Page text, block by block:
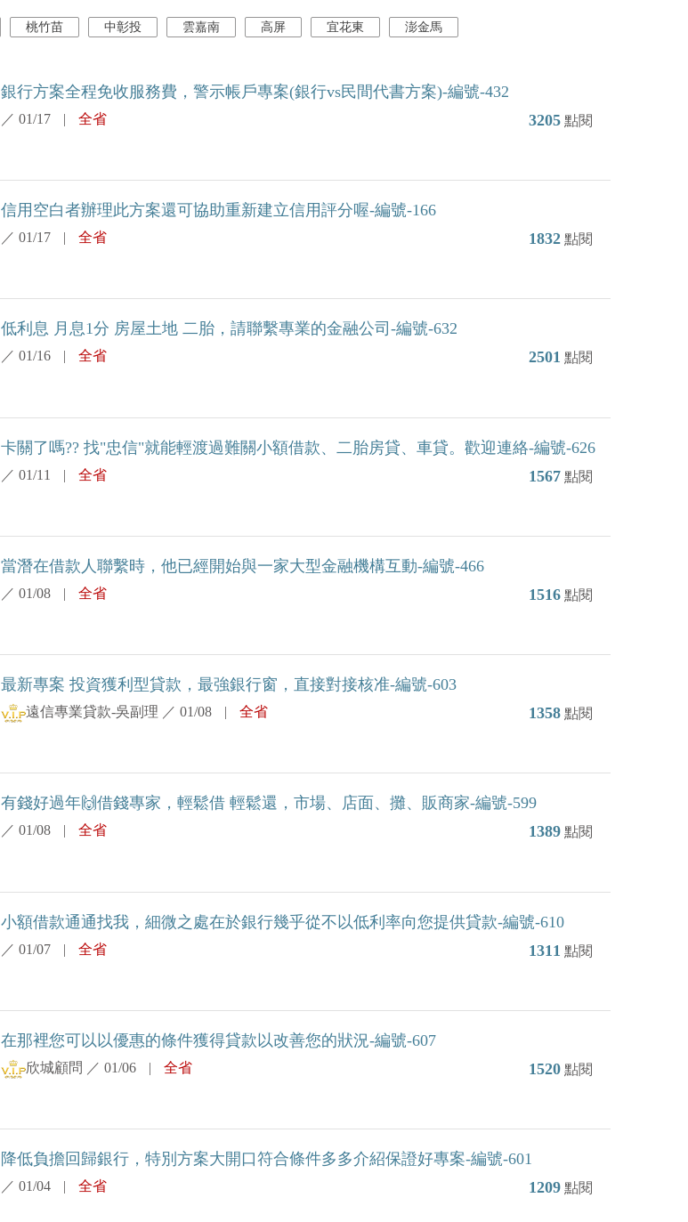
桃竹苗 中彰投 雲嘉南 高屏 宜花東 澎金馬
銀行方案全程免收服務費，警示帳戶專案(銀行vs民間代書方案)-編號-432
／01/17 | 全省 3205 點閱
信用空白者辦理此方案還可協助重新建立信用評分喔-編號-166
／01/17 | 全省 1832 點閱
低利息 月息1分 房屋土地 二胎，請聯繫專業的金融公司-編號-632
／01/16 | 全省 2501 點閱
卡關了嗎?? 找"忠信"就能輕渡過難關小額借款、二胎房貸、車貸。歡迎連絡-編號-626
／01/11 | 全省 1567 點閱
當潛在借款人聯繫時，他已經開始與一家大型金融機構互動-編號-466
／01/08 | 全省 1516 點閱
最新專案 投資獲利型貸款，最強銀行窗，直接對接核准-編號-603
遠信專業貸款-吳副理 ／01/08 | 全省 1358 點閱
有錢好過年🙌借錢專家，輕鬆借 輕鬆還，市場、店面、攤、販商家-編號-599
／01/08 | 全省 1389 點閱
小額借款通通找我，細微之處在於銀行幾乎從不以低利率向您提供貸款-編號-610
／01/07 | 全省 1311 點閱
在那裡您可以以優惠的條件獲得貸款以改善您的狀況-編號-607
欣城顧問 ／01/06 | 全省 1520 點閱
降低負擔回歸銀行，特別方案大開口符合條件多多介紹保證好專案-編號-601
／01/04 | 全省 1209 點閱